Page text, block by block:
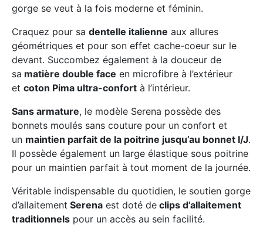
gorge se veut à la fois moderne et féminin.
Craquez pour sa dentelle italienne aux allures
géométriques et pour son effet cache-coeur sur le
devant. Succombez également à la douceur de
sa matière double face en microfibre à l’extérieur
et coton Pima ultra-confort à l’intérieur.
Sans armature, le modèle Serena possède des
bonnets moulés sans couture pour un confort et
un maintien parfait de la poitrine jusqu’au bonnet I/J.
Il possède également un large élastique sous poitrine
pour un maintien parfait à tout moment de la journée.
Véritable indispensable du quotidien, le soutien gorge
d’allaitement Serena est doté de clips d’allaitement
traditionnels pour un accès au sein facilité.